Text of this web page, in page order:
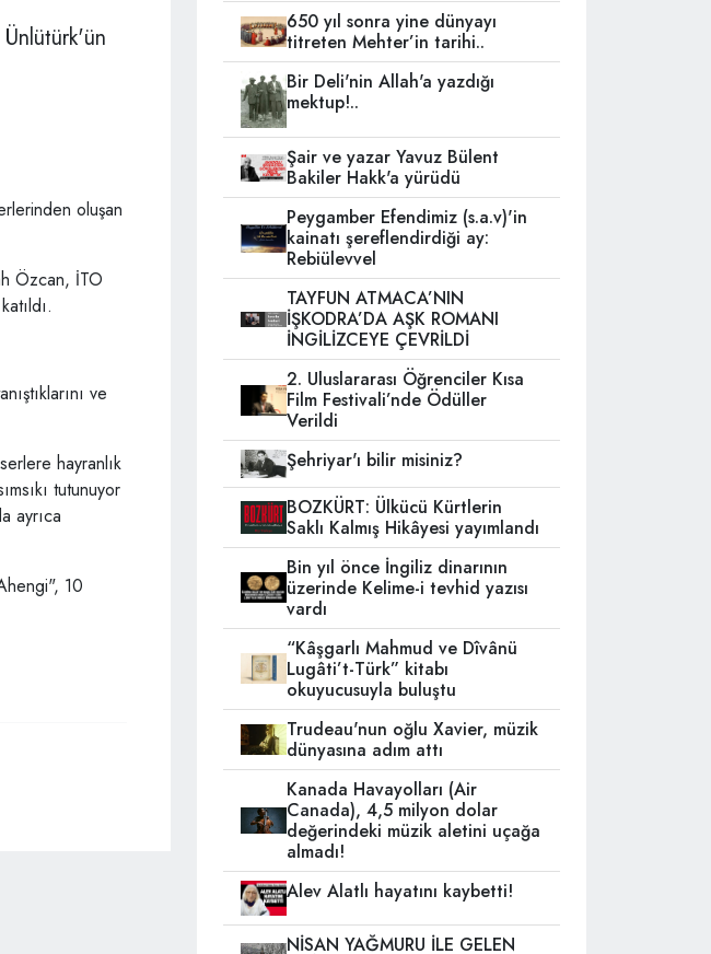
oluşan
Özcan, İTO
ve
hayranlık
tutunuyor
ayrıca
10
650 yıl sonra yine dünyayı
titreten Mehter’in tarihi..
Bir Deli'nin Allah'a yazdığı
mektup!..
Şair ve yazar Yavuz Bülent
Bakiler Hakk'a yürüdü
Peygamber Efendimiz (s.a.v)'in
kainatı şereflendirdiği ay:
Rebiülevvel
TAYFUN ATMACA’NIN
İŞKODRA’DA AŞK ROMANI
İNGİLİZCEYE ÇEVRİLDİ
2. Uluslararası Öğrenciler Kısa
Film Festivali’nde Ödüller
Verildi
Şehriyar'ı bilir misiniz?
BOZKÜRT: Ülkücü Kürtlerin
Saklı Kalmış Hikâyesi yayımlandı
Bin yıl önce İngiliz dinarının
üzerinde Kelime-i tevhid yazısı
vardı
“Kâşgarlı Mahmud ve Dîvânü
Lugâti’t-Türk” kitabı
okuyucusuyla buluştu
Trudeau'nun oğlu Xavier, müzik
dünyasına adım attı
Kanada Havayolları (Air
Canada), 4,5 milyon dolar
değerindeki müzik aletini uçağa
almadı!
Alev Alatlı hayatını kaybetti!
NİSAN YAĞMURU İLE GELEN